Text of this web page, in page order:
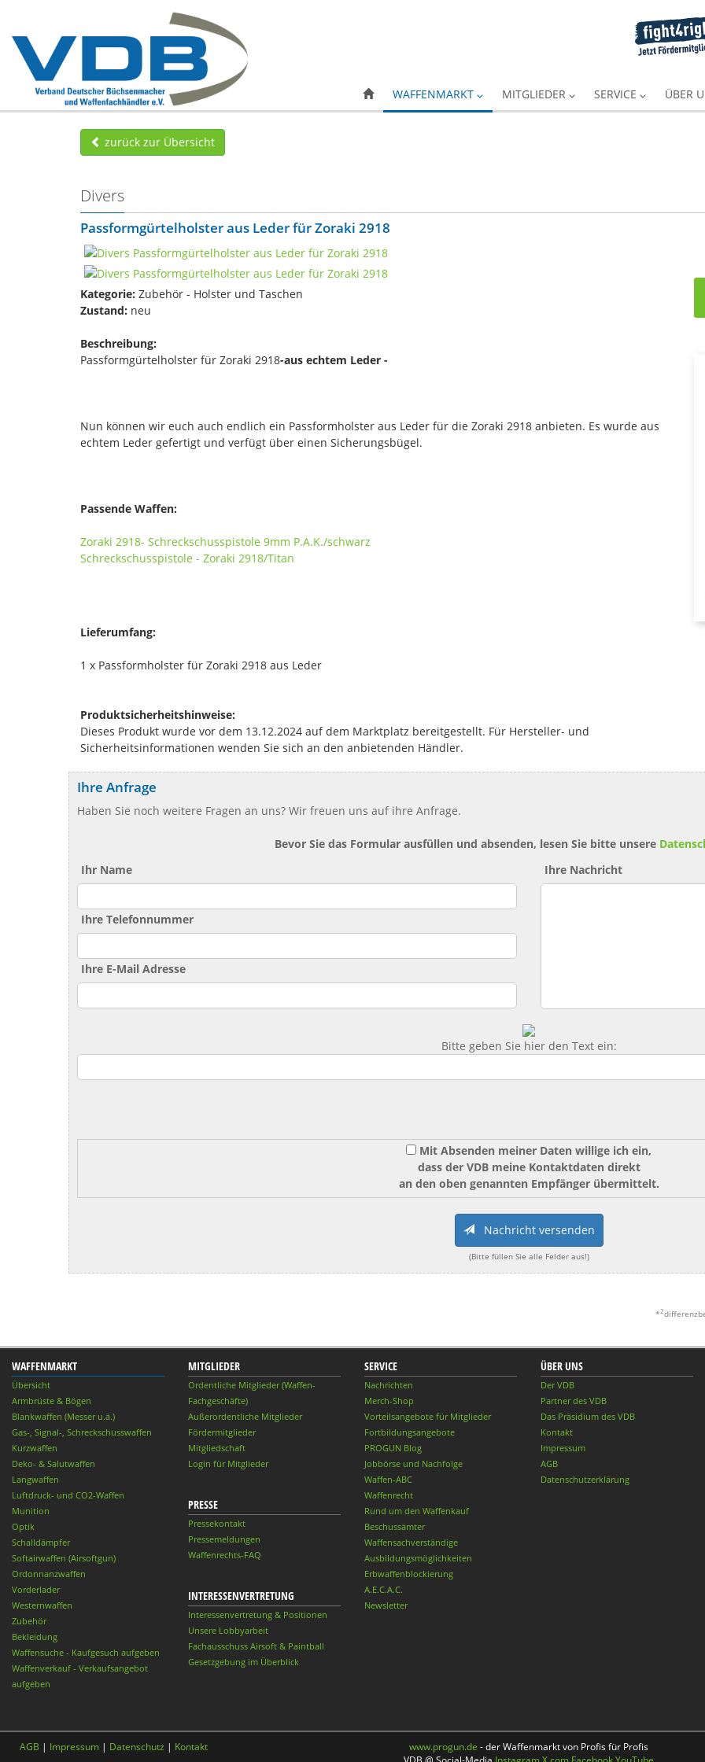
WAFFENMARKT MITGLIEDER SERVICE ÜBER
zurück zur Übersicht
Divers
Passformgürtelholster aus Leder für Zoraki 2918
Kategorie: Zubehör - Holster und Taschen
Zustand: neu
Beschreibung:
Passformgürtelholster für Zoraki 2918-aus echtem Leder -
Nun können wir euch auch endlich ein Passformholster aus Leder für die Zoraki 2918 anbieten. Es wurde aus
echtem Leder gefertigt und verfügt über einen Sicherungsbügel.
Passende Waffen:
Zoraki 2918- Schreckschusspistole 9mm P.A.K./schwarz
Schreckschusspistole - Zoraki 2918/Titan
Lieferumfang:
1 x Passformholster für Zoraki 2918 aus Leder
Produktsicherheitshinweise:
Dieses Produkt wurde vor dem 13.12.2024 auf dem Marktplatz bereitgestellt. Für Hersteller- und
Sicherheitsinformationen wenden Sie sich an den anbietenden Händler.
Ihre Anfrage
Haben Sie noch weitere Fragen an uns? Wir freuen uns auf ihre Anfrage.
Bevor Sie das Formular ausfüllen und absenden, lesen Sie bitte unsere
Ihr Name
Ihre Telefonnummer
Ihre E-Mail Adresse
Ihre Nachricht
Bitte geben Sie hier den Text ein:
Mit Absenden meiner Daten willige ich ein,
dass der VDB meine Kontaktdaten direkt
an den oben genannten Empfänger übermittelt.
Nachricht versenden
(Bitte füllen Sie alle Felder aus!)
*2
WAFFENMARKT
Übersicht
Armbrüste & Bögen
Blankwaffen (Messer u.ä.)
Gas-, Signal-, Schreckschusswaffen
Kurzwaffen
Deko- & Salutwaffen
Langwaffen
Luftdruck- und CO2-Waffen
Munition
Optik
Schalldämpfer
Softairwaffen (Airsoftgun)
Ordonnanzwaffen
Vorderlader
Westernwaffen
Zubehör
Bekleidung
Waffensuche - Kaufgesuch aufgeben
Waffenverkauf - Verkaufsangebot
aufgeben
MITGLIEDER
Ordentliche Mitglieder (Waffen-
Fachgeschäfte)
Außerordentliche Mitglieder
Fördermitglieder
Mitgliedschaft
Login für Mitglieder
PRESSE
Pressekontakt
Pressemeldungen
Waffenrechts-FAQ
INTERESSENVERTRETUNG
Interessenvertretung & Positionen
Unsere Lobbyarbeit
Fachausschuss Airsoft & Paintball
Gesetzgebung im Überblick
SERVICE
Nachrichten
Merch-Shop
Vorteilsangebote für Mitglieder
Fortbildungsangebote
PROGUN Blog
Jobbörse und Nachfolge
Waffen-ABC
Waffenrecht
Rund um den Waffenkauf
Beschussämter
Waffensachverständige
Ausbildungsmöglichkeiten
Erbwaffenblockierung
A.E.C.A.C.
Newsletter
ÜBER UNS
Der VDB
Partner des VDB
Das Präsidium des VDB
Kontakt
Impressum
AGB
Datenschutzerklärung
AGB | Impressum | Datenschutz | Kontakt www.progun.de - der Waffenmarkt von Profis für Profis